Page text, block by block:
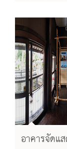
อาคารจัดแ